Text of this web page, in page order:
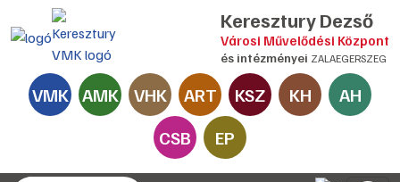
Keresztury Dezső
Városi Művelődési Központ
és intézményei ZALAEGERSZEG
VMK AMK VHK ART KSZ KH
AH
CSB
EP